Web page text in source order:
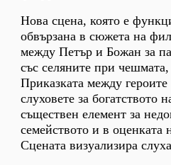
Нова сцена, която е
обвързана в сюжета на
между Петър и Божан за
със селяните при чешмата,
Приказката между
слуховете за богатството
съществен елемент за
семейството и в оценката
Сцената визуализира